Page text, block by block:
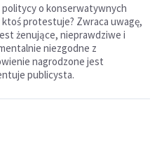
politycy o konserwatywnych
protestuje? Zwraca uwagę,
żenujące, nieprawdziwe i
niezgodne z
nagrodzone jest
publicysta.